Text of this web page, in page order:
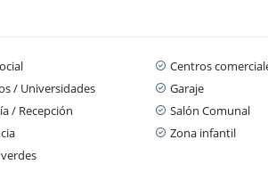
Centros
/ Universidades Garaje
/ Recepción Salón Comunal
Zona infantil